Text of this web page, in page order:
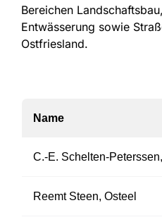
Bereichen
Entwässerung sowie
Ostfriesland.
Name
C.-E. Schelten-
Reemt Steen, Osteel